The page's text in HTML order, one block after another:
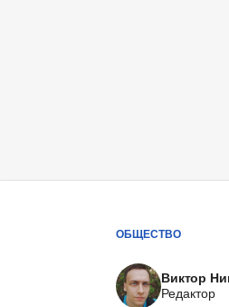
ОБЩЕСТВО
Виктор
Редактор